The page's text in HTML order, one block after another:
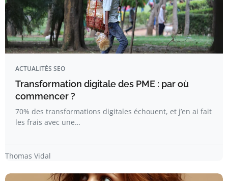
ACTUALITÉS SEO
Transformation digitale des PME : par où
commencer ?
70% des transformations digitales échouent, et j’en ai fait
les frais avec une…
Thomas Vidal